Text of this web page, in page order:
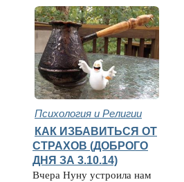
Психология и Религии
КАК ИЗБАВИТЬСЯ ОТ
СТРАХОВ (ДОБРОГО
ДНЯ ЗА 3.10.14)
Вчера Нуну устроила нам